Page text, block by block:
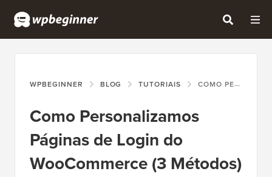
WPBEGINNER BLOG TUTORIAIS COMO PERSONALIZAMOS PÁGINAS DE LOGIN DO WOOCOMMERCE (3 MÉTODOS)
Como Personalizamos
Páginas de Login do
WooCommerce (3 Métodos)